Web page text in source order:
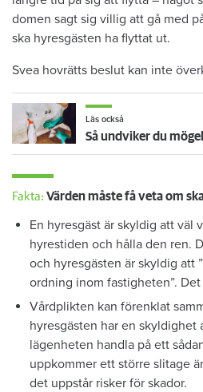
domen sagt sig villig att gå med
ska hyresgästen ha flyttat ut.
Svea hovrätts beslut kan inte
Läs också
Fakta: Värden måste få veta om
En hyresgäst är skyldig att väl
hyrestiden och hålla den ren.
och hyresgästen är skyldig att
ordning inom fastigheten”.
Vårdplikten kan förenklat
hyresgästen har en skyldighet
lägenheten handla på ett
uppkommer ett större slitage
det uppstår risker för skador.